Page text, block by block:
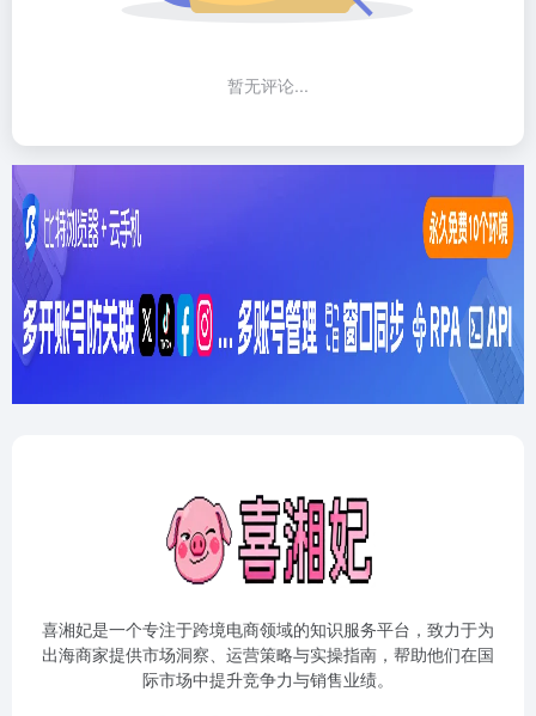
暂无评论...
喜湘妃是一个专注于跨境电商领域的知识服务平台，致力于为
出海商家提供市场洞察、运营策略与实操指南，帮助他们在国
际市场中提升竞争力与销售业绩。